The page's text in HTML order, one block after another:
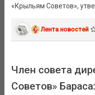
«Крыльям Советов»,
Лента новостей
Член совета
Советов»